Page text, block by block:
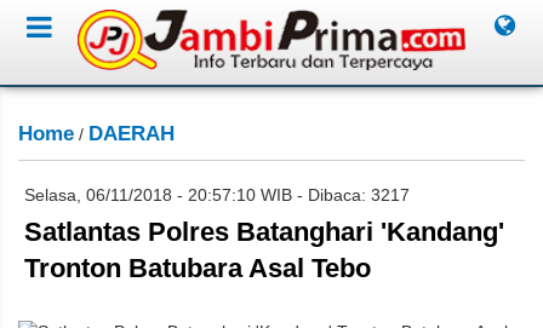
Home / DAERAH
Selasa, 06/11/2018 - 20:57:10 WIB - Dibaca: 3217
Satlantas Polres Batanghari 'Kandang'
Tronton Batubara Asal Tebo